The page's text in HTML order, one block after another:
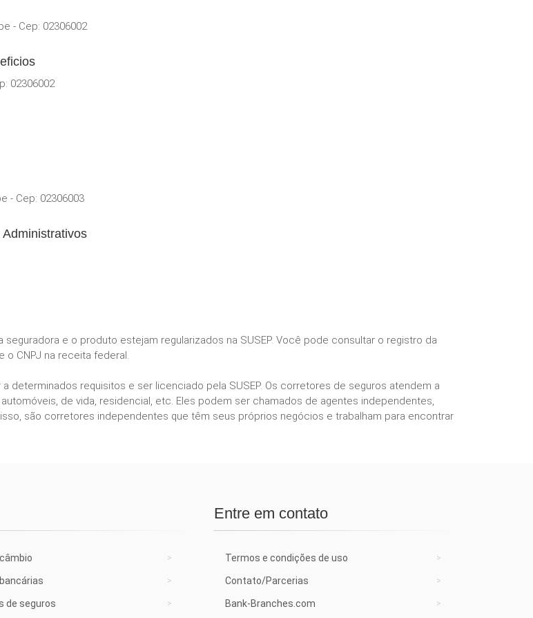
- Cep: 02306002
02306002
- Cep: 02306003
e o produto estejam regularizados na SUSEP. Você pode consultar o registro da
o CNPJ na receita federal.
requisitos e ser licenciado pela SUSEP. Os corretores de seguros atendem a
de vida, residencial, etc. Eles podem ser chamados de agentes independentes,
são corretores independentes que têm seus próprios negócios e trabalham para encontrar
de seguros
Entre em contato
Termos e condições de uso
Contato/Parcerias
Bank-Branches.com